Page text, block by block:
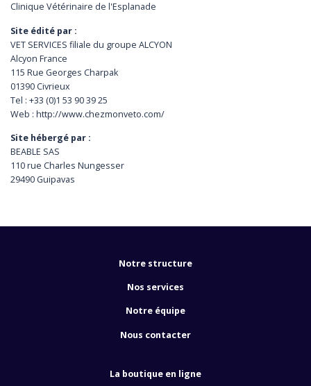
Clinique Vétérinaire de l'Esplanade
Site édité par :
VET SERVICES filiale du groupe ALCYON
Alcyon France
115 Rue Georges Charpak
01390 Civrieux
Tel : +33 (0)1 53 90 39 25
Web : http://www.chezmonveto.com/
Site hébergé par :
BEABLE SAS
110 rue Charles Nungesser
29490 Guipavas
Notre structure
Nos services
Notre équipe
Nous contacter
La boutique en ligne